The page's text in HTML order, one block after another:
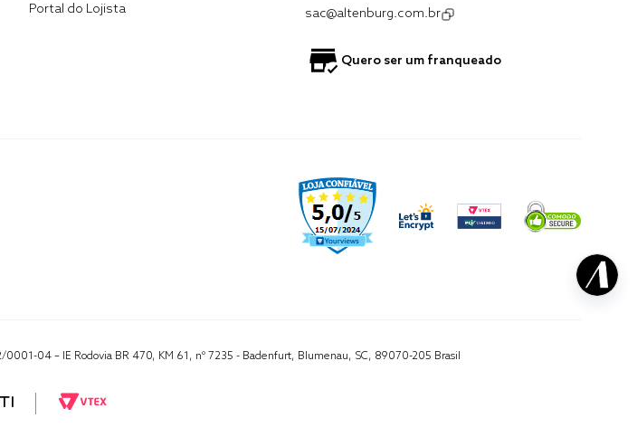
Portal do Lojista
sac@altenburg.com.br
Quero ser um franqueado
04 – IE Rodovia BR 470, KM 61, nº 7235 - Badenfurt, Blumenau, SC, 89070-205 Brasil